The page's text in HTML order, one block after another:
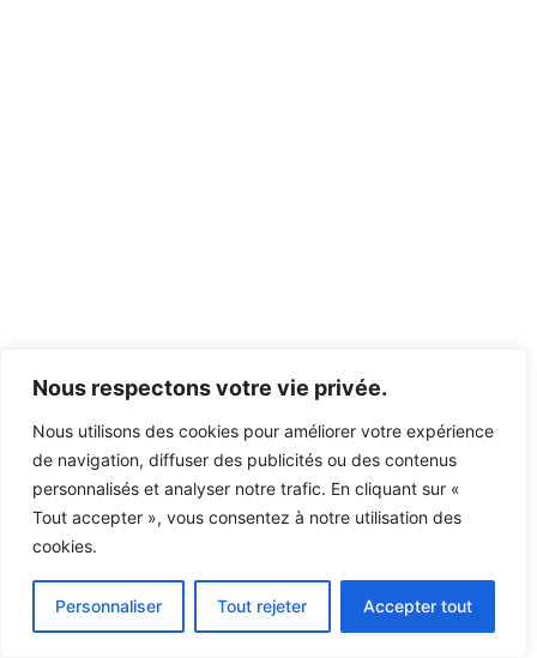
Nous respectons votre vie privée.
Nous utilisons des cookies pour améliorer votre expérience
de navigation, diffuser des publicités ou des contenus
personnalisés et analyser notre trafic. En cliquant sur «
Tout accepter », vous consentez à notre utilisation des
cookies.
Personnaliser Tout rejeter Accepter tout